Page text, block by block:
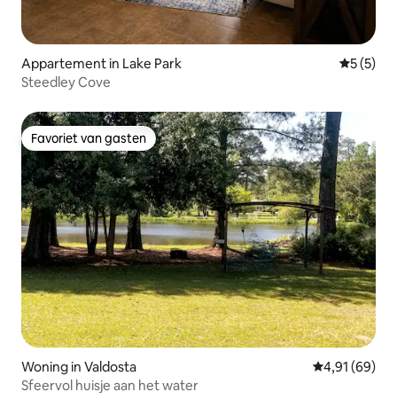
Appartement in Lake Park
5 (5)
Steedley Cove
Favoriet van gasten
Favoriet van gasten
Woning in Valdosta Gemiddelde
4,91 (69)
Sfeervol huisje aan het water